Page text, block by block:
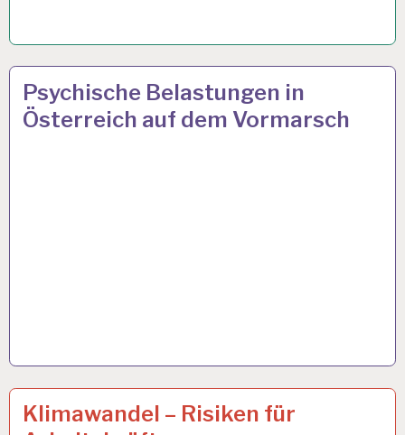
6.URLAUBSWOCHE
EUGH…
Psychische Belastungen in
Österreich auf dem Vormarsch
7 AUG. 2024
50PLUS…
Klimawandel – Risiken für
25 APR. 2024